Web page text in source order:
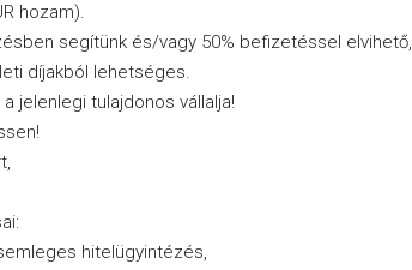
hozam).
segítünk és/vagy 50% befizetéssel elvihető,
díjakból lehetséges.
jelenlegi tulajdonos vállalja!
hitelügyintézés,